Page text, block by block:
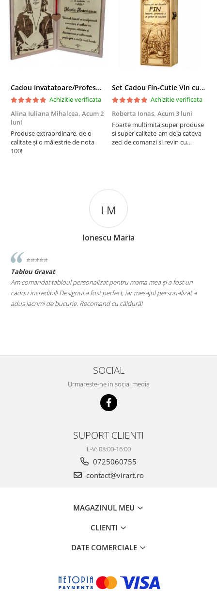
Cadou Invatatoare/Profesoara/Educatoare "Catalogul Amintirilor"
Achizitie verificata
Alina Iuliana Mihalcea, Acum 2
luni
Produse extraordinare, de o
calitate și o măiestrie de nota
100!
Set Cadou Fin-Cutie Vin cu Vin si Breloc Personalizate
Achizitie verificata
Roberta Ionas, Acum 3 luni
Foarte multimita,super produse
si super calitate-am deja cateva
zeci de comanzi si revin cu
I M
Ionescu Maria
⭐️⭐️⭐️⭐️⭐️
Tablou Gravat
Am comandat tabloul personalizat pentru mama mea și a fost un
cadou incredibil! Designul a fost perfect, iar mesajul personalizat a
adus lacrimi de bucurie. Recomand cu căldură!
SOCIAL
Urmareste-ne in social media
SUPORT CLIENTI
L-V: 08:00-16:00
0725060755
contact@virart.ro
MAGAZINUL MEU
CLIENTI
DATE COMERCIALE